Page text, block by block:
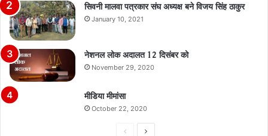
सिवनी मालवा पत्रकार संघ अध्यक्ष बने विजय सिंह ठाकुर
January 10, 2021
नेशनल लोक अदालत 12 दिसंबर को
November 29, 2020
मीडिया मीमांसा
October 22, 2020
PreviousNext